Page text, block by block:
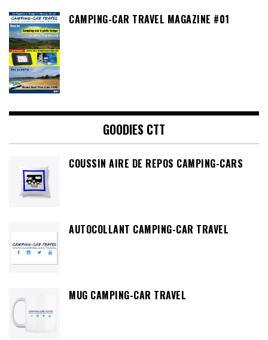
CAMPING-CAR TRAVEL MAGAZINE #01
GOODIES CTT
COUSSIN AIRE DE REPOS CAMPING-CARS
AUTOCOLLANT CAMPING-CAR TRAVEL
MUG CAMPING-CAR TRAVEL